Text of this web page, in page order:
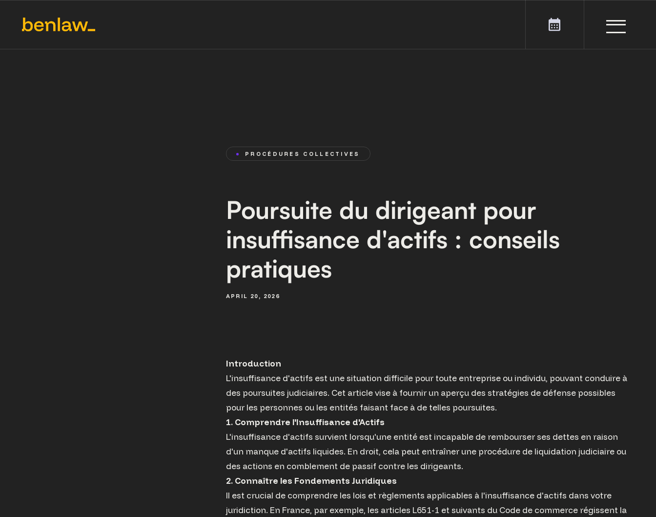
PROCÉDURES COLLECTIVES
Poursuite du dirigeant pour
insuffisance d'actifs : conseils
pratiques
APRIL 20, 2026
Retourner aux articles
Introduction
L'insuffisance d'actifs est une situation difficile pour toute entreprise ou individu, pouvant conduire à
des poursuites judiciaires. Cet article vise à fournir un aperçu des stratégies de défense possibles
pour les personnes ou les entités faisant face à de telles poursuites.
1. Comprendre l'Insuffisance d'Actifs
L'insuffisance d'actifs survient lorsqu'une entité est incapable de rembourser ses dettes en raison
d'un manque d'actifs liquides. En droit, cela peut entraîner une procédure de liquidation judiciaire ou
des actions en comblement de passif contre les dirigeants.
2. Connaître les Fondements Juridiques
Il est crucial de comprendre les lois et règlements applicables à l'insuffisance d'actifs dans votre
juridiction. En France, par exemple, les articles L651-1 et suivants du Code de commerce régissent la